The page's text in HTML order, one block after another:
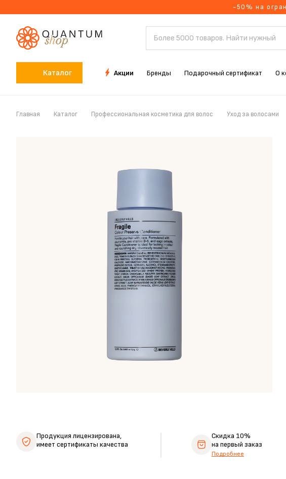
-50% на
Каталог Акции Бренды Подарочный сертификат О
Главная Каталог Профессиональная косметика для волос Уход за волосами
Продукция лицензирована,
имеет сертификаты качества
Скидка 10%
на первый заказ
Подробнее